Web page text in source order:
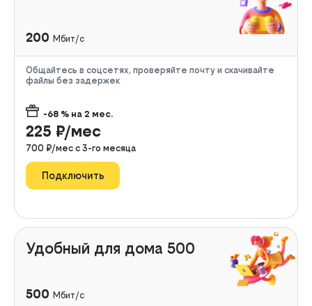
200 Мбит/с
Общайтесь в соцсетях, проверяйте почту и скачивайте
файлы без задержек
-68 % на 2 мес.
225 ₽/мес
700 ₽/мес с 3-го месяца
Подключить
Удобный для дома 500
500 Мбит/с